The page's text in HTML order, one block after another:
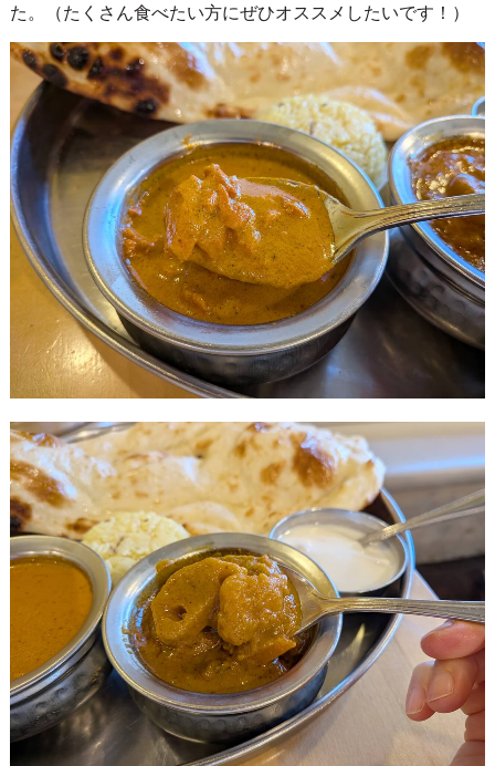
た。（たくさん食べたい方にぜひオススメしたいです！）